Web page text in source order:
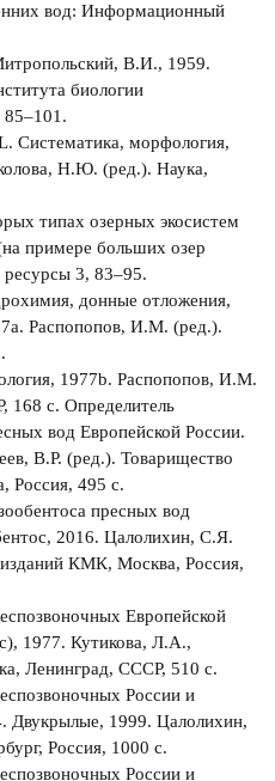
вод: Информационный
В.И., 1959.
биологии
Систематика, морфология,
Н.Ю. (ред.). Наука,
типах озерных экосистем
примере больших озер
3, 83–95.
донные отложения,
Распопопов, И.М. (ред.).
1977b. Распопопов, И.М.
168 с. Определитель
вод Европейской России.
В.Р. (ред.). Товарищество
Россия, 495 с.
пресных вод
2016. Цалолихин, С.Я.
КМК, Москва, Россия,
Европейской
1977. Кутикова, Л.А.,
Ленинград, СССР, 510 с.
России и
Двукрылые, 1999. Цалолихин,
Россия, 1000 с.
России и